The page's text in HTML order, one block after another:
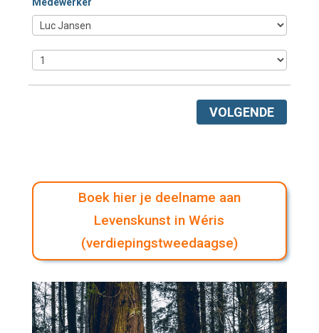
VOLGENDE
Boek hier je deelname aan
Levenskunst in Wéris
(verdiepingstweedaagse)